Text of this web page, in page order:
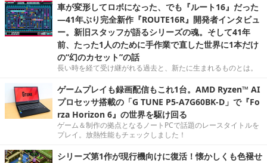
車が変形してロボになった、でも『ルート16』だった
―41年ぶり完全新作『ROUTE16R』開発者インタビュ
ー。新旧スタッフが語るシリーズの魂。そして41年
前、たった1人のために手作業で直した世界に1本だけ
の“幻のカセット”の話
長い時を経て受け継がれる過去と、新たに生まれるものとは。
ゲームプレイも録画配信もこれ1台。AMD Ryzen™ AI
プロセッサ搭載の「G TUNE P5-A7G60BK-D」で『Fo
rza Horizon 6』の世界を駆け回る
ゲーム＆制作の拠点となるノートPCで話題のレースタイトルを
プレイ。放熱性能もチェックしました！
シリーズ第1作が現行機向けに復活！懐かしくも色褪せ